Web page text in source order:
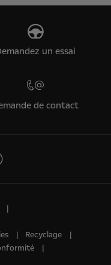
un essai
de contact
Recyclage